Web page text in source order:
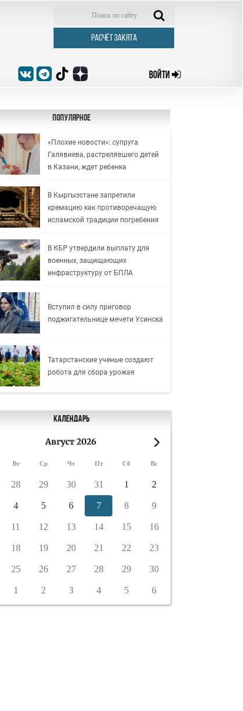
РАСЧЁТ ЗАКЯТА
ВОЙТИ
Популярное
«Плохие новости»: супруга
Галявиева, растрелявшего детей
в Казани, ждет ребенка
В Кыргызстане запретили
кремацию как противоречащую
исламской традиции погребения
В КБР утвердили выплату для
военных, защищающих
инфраструктуру от БПЛА
Вступил в силу приговор
поджигательнице мечети Усинска
Татарстанские ученые создают
робота для сбора урожая
Календарь
Август 2026
Вт Ср Чт Пт Сб Вс
28 29 30 31 1 2
4 5 6 7 8 9
11 12 13 14 15 16
18 19 20 21 22 23
25 26 27 28 29 30
1 2 3 4 5 6